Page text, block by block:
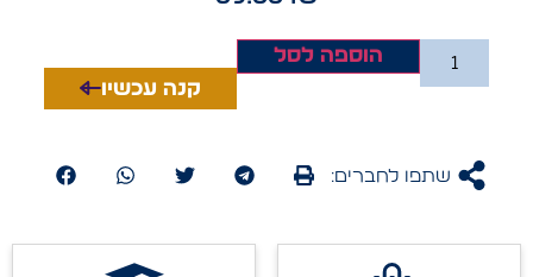
הוספה לסל
קנה עכשיו
שתפו לחברים: